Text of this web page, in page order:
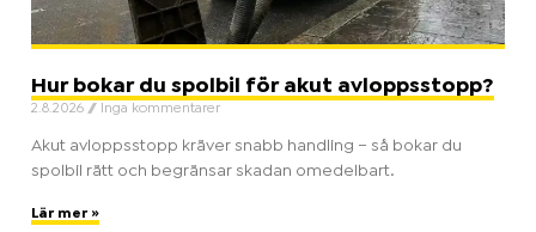
Hur bokar du spolbil för akut avloppsstopp?
2.8.2026 Inga kommentarer
Akut avloppsstopp kräver snabb handling – så bokar du
spolbil rätt och begränsar skadan omedelbart.
Lär mer »